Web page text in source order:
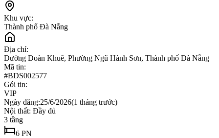
Khu vực:
Thành phố Đà Nẵng
Địa chỉ:
Đường Đoàn Khuê, Phường Ngũ Hành Sơn, Thành phố Đà Nẵng
Mã tin:
#BDS002577
Gói tin:
VIP
Ngày đăng:25/6/2026(1 tháng trước)
Nội thất: Đầy đủ
3 tầng
6 PN